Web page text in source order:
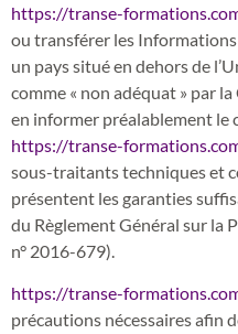
https://transe-
ou transférer les
un pays situé en dehors de
comme « non adéquat » par
en informer préalablement le
https://transe-
sous-traitants techniques et
présentent les garanties
du Règlement Général sur la
n° 2016-679).
https://transe-
précautions nécessaires afin